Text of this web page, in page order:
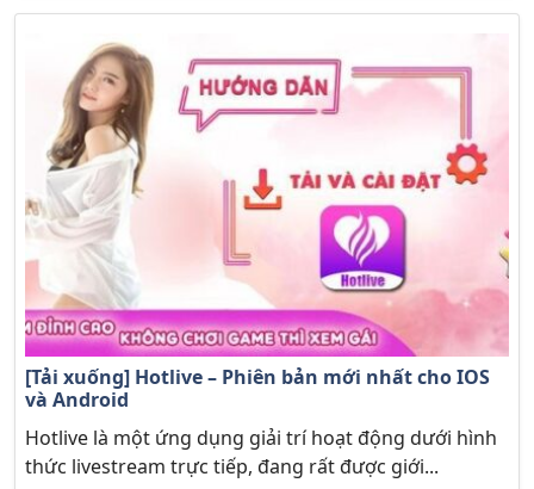
[Tải xuống] Hotlive – Phiên bản mới nhất cho IOS
và Android
Hotlive là một ứng dụng giải trí hoạt động dưới hình
thức livestream trực tiếp, đang rất được giới...